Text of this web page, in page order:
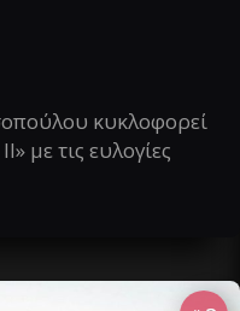
κυκλοφορεί
με τις ευλογίες